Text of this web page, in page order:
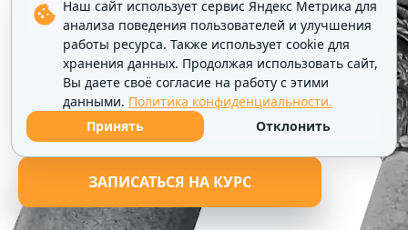
ЗАПИСАТЬСЯ НА КУРС
Наш сайт использует сервис Яндекс Метрика для
анализа поведения пользователей и улучшения
работы ресурса. Также использует cookie для
хранения данных. Продолжая использовать сайт,
Вы даете своё согласие на работу с этими
данными. Политика конфиденциальности.
Принять
Отклонить